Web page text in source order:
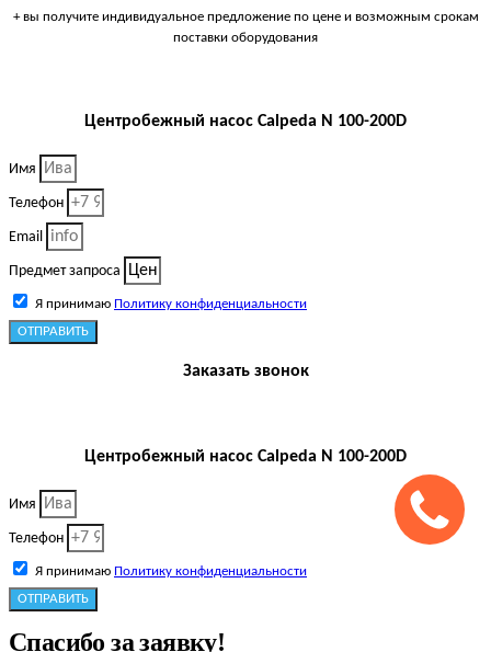
+ вы получите индивидуальное предложение по цене и возможным срокам
поставки оборудования
Центробежный насос Calpeda N 100-200D
Имя
Телефон
Email
Предмет запроса
Я принимаю Политику конфиденциальности
ОТПРАВИТЬ
Заказать звонок
Центробежный насос Calpeda N 100-200D
Имя
Телефон
Я принимаю Политику конфиденциальности
ОТПРАВИТЬ
Спасибо за заявку!